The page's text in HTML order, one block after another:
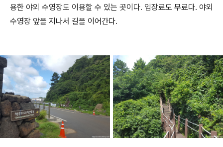
용한 야외 수영장도 이용할 수 있는 곳이다. 입장료도 무료다. 야외
수영장 앞을 지나서 길을 이어간다.